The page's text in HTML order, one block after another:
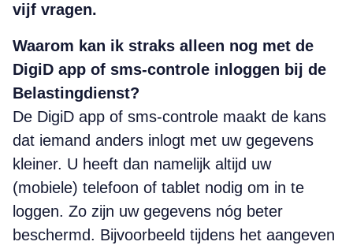
vijf vragen.
Waarom kan ik straks alleen nog met de
DigiD app of sms-controle inloggen bij de
Belastingdienst?
De DigiD app of sms-controle maakt de kans
dat iemand anders inlogt met uw gegevens
kleiner. U heeft dan namelijk altijd uw
(mobiele) telefoon of tablet nodig om in te
loggen. Zo zijn uw gegevens nóg beter
beschermd. Bijvoorbeeld tijdens het aangeven